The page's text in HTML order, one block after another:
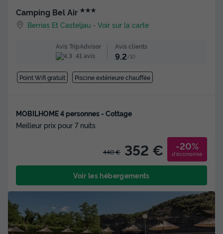
Camping Bel Air ★★★
Berrias Et Casteljau -Voir sur la carte
Avis TripAdvisor
41 avis
Avis clients
9.2/10
Point Wifi gratuit Piscine extérieure chauffée
MOBILHOME 4 personnes - Cottage
Meilleur prix pour 7 nuits
440 € 352 € -20%
d'économie
Voir les hébergements